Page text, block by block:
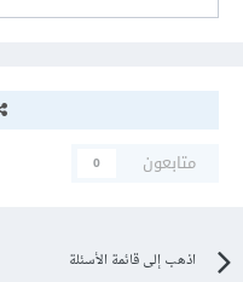
متابعون
0
اذهب إلى قائمة الأسئلة